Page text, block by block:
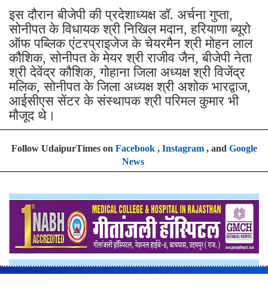
इस दौरान बीजेपी की प्रदेशाध्यक्ष डॉ. अर्चना गुप्ता,
सोनीपत के विधायक श्री निखिल मदान, हरियाणा ब्यूरो
ऑफ पब्लिक एंटरप्राइजेज के चेयरमैन श्री मोहन लाल
कौशिक, सोनीपत के मेयर श्री राजीव जैन, बीजेपी नेता
श्री देवेंद्र कौशिक, गोहाना जिला अध्यक्ष श्री विजेंद्र
मलिक, सोनीपत के जिला अध्यक्ष श्री अशोक भारद्वाज,
आईसीएस सेंटर के संस्थापक श्री परिमल कुमार भी
मौजूद थे।
Follow UdaipurTimes on Facebook, Instagram, and Google
News